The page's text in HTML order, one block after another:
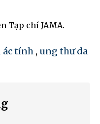
Tạp chí JAMA.
ác tính , ung thư da